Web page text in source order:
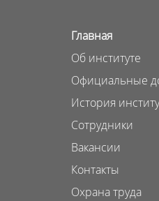
Главная
Об институте
Официальные
История
Сотрудники
Вакансии
Контакты
Охрана труда